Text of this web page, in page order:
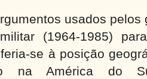
usados
(1964-1985)
se à posição
na América do